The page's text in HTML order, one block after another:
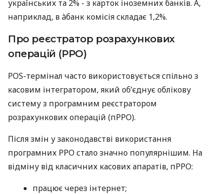
українських та 2% - з карток іноземних банків. А,
наприклад, в àбанк комісія складає 1,2%.
Про реєстратор розрахункових
операцій (РРО)
POS-термінал часто використовується спільно з
касовим інтегратором, який об’єднує облікову
систему з програмним реєстратором
розрахункових операцій (пРРО).
Після змін у законодавстві використання
програмних РРО стало значно популярнішим. На
відміну від класичних касових апаратів, пРРО:
працює через інтернет;